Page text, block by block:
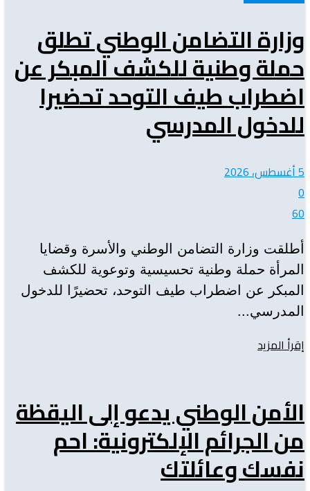
وزارة التضامن الوطني تطلق
حملة وطنية للكشف المبكر عن
اضطراب طيف التوحد تحضيرا
للدخول المدرسي
5 أغسطس، 2026
0
60
أطلقت وزارة التضامن الوطني والأسرة وقضايا
المرأة حملة وطنية تحسيسية وتوعوية للكشف
المبكر عن اضطراب طيف التوحد، تحضيرًا للدخول
المدرسي...
إقرأ المزيدDetails
الأمن الوطني يدعو إلى اليقظة
من الجرائم الإلكترونية: احم
نفسك وعائلتك